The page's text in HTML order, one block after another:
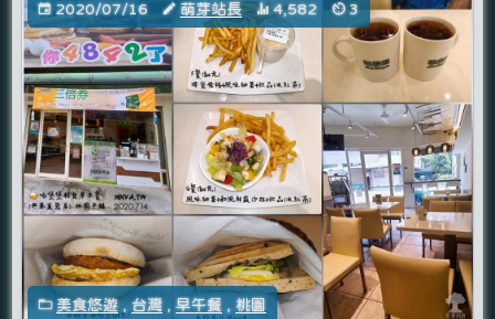
2020/07/16 萌芽站長 4,582 3
美食悠遊,台灣 ,早午餐 , 桃園